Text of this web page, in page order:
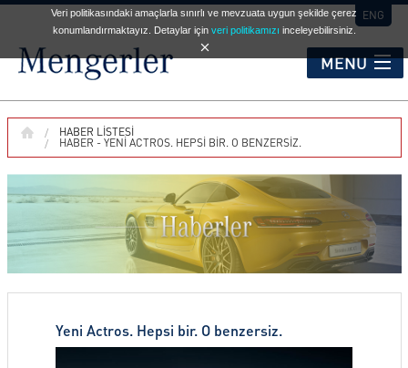
ENG
MENU
HİZMET NOKTALARI
OTOMOBİL
HABER LISTESI
HABER - YENI ACTROS. HEPSI BIR. O BENZERSIZ.
Yeni Actros. Hepsi bir. O benzersiz.
Veri politikasındaki amaçlarla sınırlı ve mevzuata uygun şekilde çerez
konumlandırmaktayız. Detaylar için veri politikamızı inceleyebilirsiniz.